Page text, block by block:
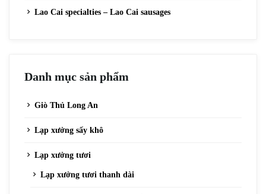
Lao Cai specialties – Lao Cai sausages
Danh mục sản phẩm
Giò Thủ Long An
Lạp xưởng sấy khô
Lạp xưởng tươi
Lạp xưởng tươi thanh dài